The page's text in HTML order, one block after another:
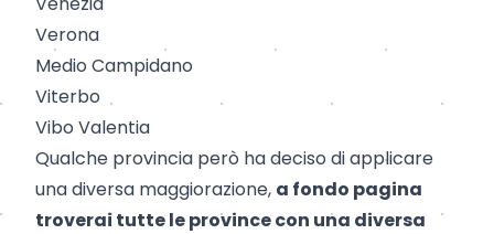
Verona
Medio Campidano
Viterbo
Vibo Valentia
Qualche provincia però ha deciso di applicare
una diversa maggiorazione, a fondo pagina
troverai tutte le province con una diversa